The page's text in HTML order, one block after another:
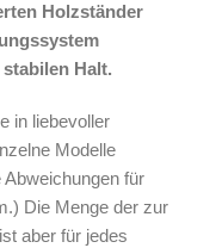
Holzständer
Halt.
in liebevoller
Modelle
für
Die Menge der zur
aber für jedes